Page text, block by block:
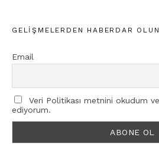
GELIŞMELERDEN HABERDAR OLUN
Email
Veri Politikası metnini okudum
ediyorum.